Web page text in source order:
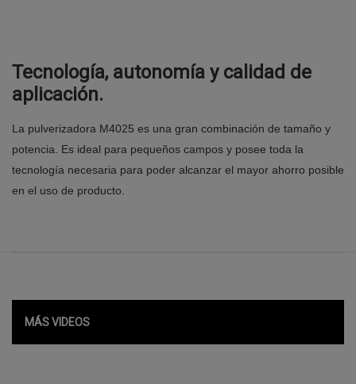
Tecnología, autonomía y calidad de
aplicación.
La pulverizadora M4025 es una gran combinación de tamaño y
potencia. Es ideal para pequeños campos y posee toda la
tecnología necesaria para poder alcanzar el mayor ahorro posible
en el uso de producto.
MÁS VIDEOS